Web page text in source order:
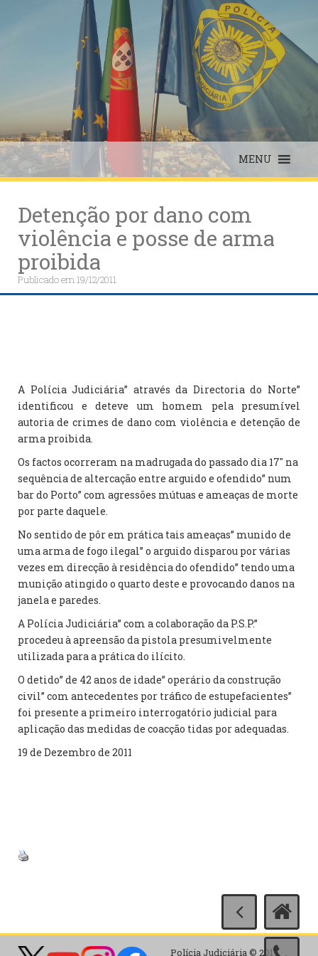
MENU
Detenção por dano com
violência e posse de arma
proibida
Publicado em19/12/2011
A Polícia Judiciária” através da Directoria do Norte”
identificou e deteve um homem pela presumível
autoria de crimes de dano com violência e detenção de
arma proibida.
Os factos ocorreram na madrugada do passado dia 17″ na
sequência de altercação entre arguido e ofendido” num
bar do Porto” com agressões mútuas e ameaças de morte
por parte daquele.
No sentido de pôr em prática tais ameaças” munido de
uma arma de fogo ilegal” o arguido disparou por várias
vezes em direcção à residência do ofendido” tendo uma
munição atingido o quarto deste e provocando danos na
janela e paredes.
A Polícia Judiciária” com a colaboração da P.S.P.”
procedeu à apreensão da pistola presumivelmente
utilizada para a prática do ilícito.
O detido” de 42 anos de idade” operário da construção
civil” com antecedentes por tráfico de estupefacientes”
foi presente a primeiro interrogatório judicial para
aplicação das medidas de coacção tidas por adequadas.
19 de Dezembro de 2011
Polícia Judiciária © 2017